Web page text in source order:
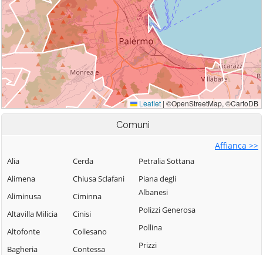
Comuni
Affianca >>
Alia
Alimena
Aliminusa
Altavilla Milicia
Altofonte
Bagheria
Cerda
Chiusa Sclafani
Ciminna
Cinisi
Collesano
Contessa
Petralia Sottana
Piana degli
Albanesi
Polizzi Generosa
Pollina
Prizzi